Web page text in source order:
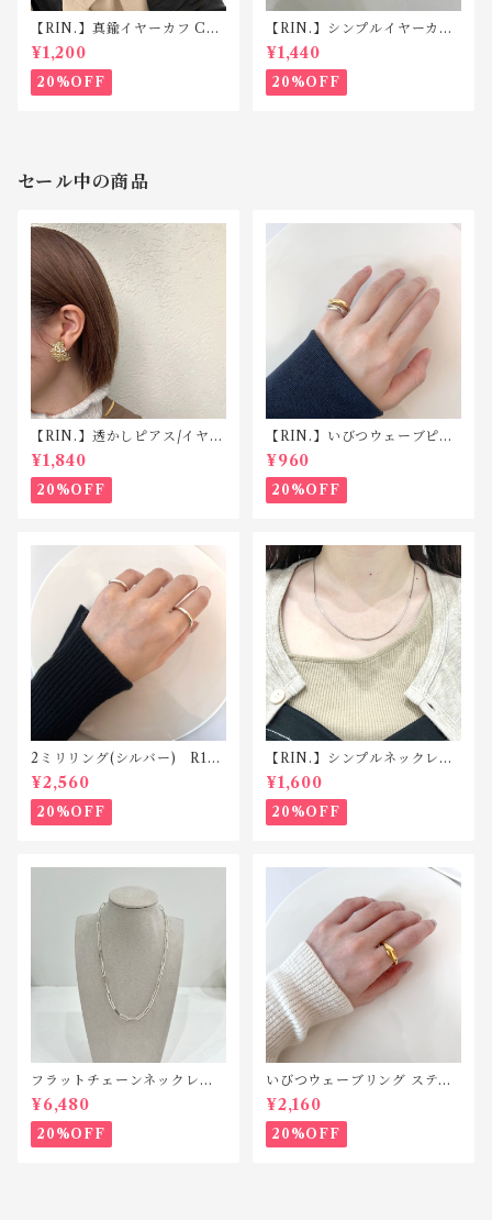
【RIN.】真鍮イヤーカフ C04
3
¥1,200
20%OFF
【RIN.】シンプルイヤーカフ
C042
¥1,440
20%OFF
セール中の商品
【RIN.】透かしピアス/イヤリ
ング TP008/TE008
¥1,840
20%OFF
【RIN.】いびつウェーブピン
キーリング R025
¥960
20%OFF
2ミリリング(シルバー) R118
silver925
¥2,560
20%OFF
【RIN.】シンプルネックレス
Ｎ001
¥1,600
20%OFF
フラットチェーンネックレス
シルバー925 N042
¥6,480
20%OFF
いびつウェーブリング ステン
レス SR010
¥2,160
20%OFF